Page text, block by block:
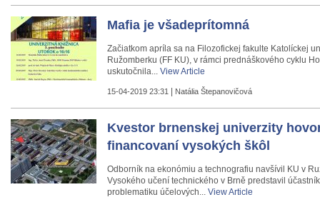
Mafia je všadeprítomná
Začiatkom apríla sa na Filozofickej fakulte Katolíckej
Ružomberku (FF KU), v rámci prednáškového cyklu
uskutočnila... View Article
15-04-2019 23:31 Natália Štepanovičová
Kvestor brnenskej univerzity
financovaní vysokých škôl
Odborník na ekonómiu a technografiu navšívil KU v
Vysokého učení technického v Brně predstavil
problematiku účelových... View Article